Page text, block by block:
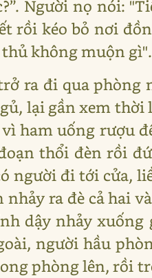
Người nọ nói:
rồi kéo bỏ nơi
không muộn gì".
ra đi qua phòng
lại gần xem
ham uống rượu
thổi đèn rồi
người đi tới cửa,
ra đè cả hai
dậy nhảy
người hầu
phòng lên, rồi